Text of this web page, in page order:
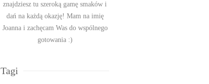
znajdziesz tu szeroką gamę smaków i
dań na każdą okazję! Mam na imię
Joanna i zachęcam Was do wspólnego
gotowania :)
Tagi